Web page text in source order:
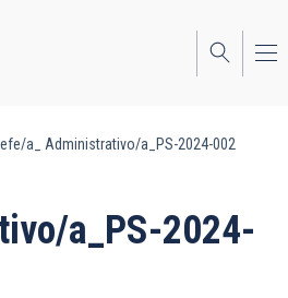
a_ Administrativo/a_PS-2024-002
a_PS-2024-